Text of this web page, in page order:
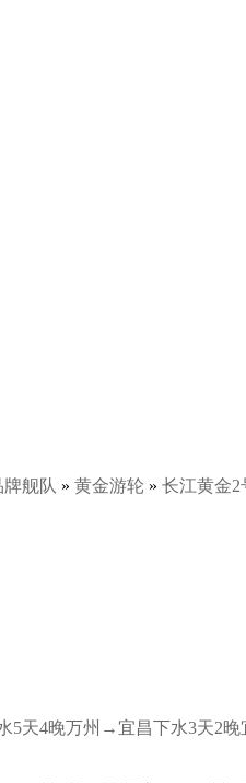
牌舰队 » 黄金游轮 » 长江黄金2
5天4晚万州→宜昌下水3天2晚